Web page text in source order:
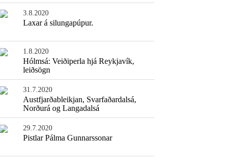
3.8.2020
Laxar á silungapúpur.
1.8.2020
Hólmsá: Veiðiperla hjá Reykjavík,
leiðsögn
31.7.2020
Austfjarðableikjan, Svarfaðardalsá,
Norðurá og Langadalsá
29.7.2020
Pistlar Pálma Gunnarssonar